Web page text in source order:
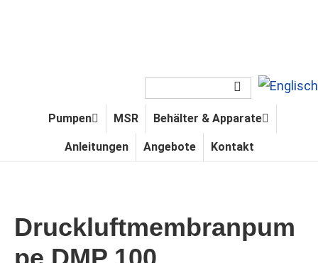
durchsuchen
Pumpen MSR Behälter & Apparate
Anleitungen Angebote Kontakt
Druckluftmembranpum